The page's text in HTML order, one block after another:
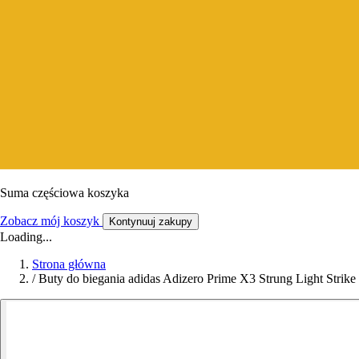
Suma częściowa koszyka
Zobacz mój koszyk Kontynuuj zakupy
Loading...
Strona główna
/ Buty do biegania adidas Adizero Prime X3 Strung Light Strike